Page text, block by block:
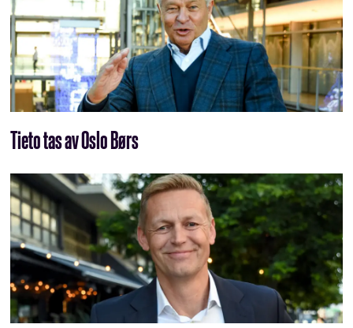
Tieto tas av Oslo Børs